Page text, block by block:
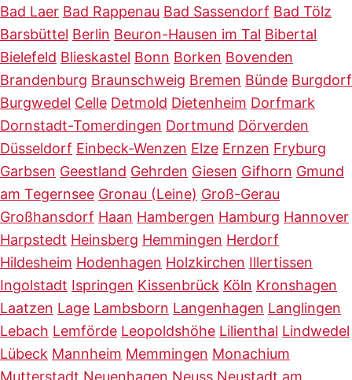
Bad Laer Bad Rappenau Bad Sassendorf Bad Tölz
Barsbüttel Berlin Beuron-Hausen im Tal Bibertal
Bielefeld Blieskastel Bonn Borken Bovenden
Brandenburg Braunschweig Bremen Bünde Burgdorf
Burgwedel Celle Detmold Dietenheim Dorfmark
Dornstadt-Tomerdingen Dortmund Dörverden
Düsseldorf Einbeck-Wenzen Elze Ernzen Fryburg
Garbsen Geestland Gehrden Giesen Gifhorn Gmund
am Tegernsee Gronau (Leine) Groß-Gerau
Großhansdorf Haan Hambergen Hamburg Hannover
Harpstedt Heinsberg Hemmingen Herdorf
Hildesheim Hodenhagen Holzkirchen Illertissen
Ingolstadt Ispringen Kissenbrück Köln Kronshagen
Laatzen Lage Lambsborn Langenhagen Langlingen
Lebach Lemförde Leopoldshöhe Lilienthal Lindwedel
Lübeck Mannheim Memmingen Monachium
Mutterstadt Neuenhagen Neuss Neustadt am